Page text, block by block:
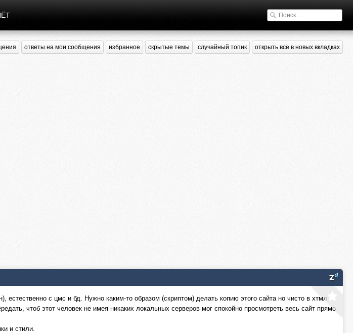
ответы на мои сообщения избранное скрытые темы случайный топик открыть всё в новых вкладках
естественно с цмс и бд. Нужно каким-то образом (скриптом) делать копию этого сайта но чисто в хтмл.
чтоб этот человек не имея никаких локальных серверов мог спокойно просмотреть весь сайт прямо
и стили.